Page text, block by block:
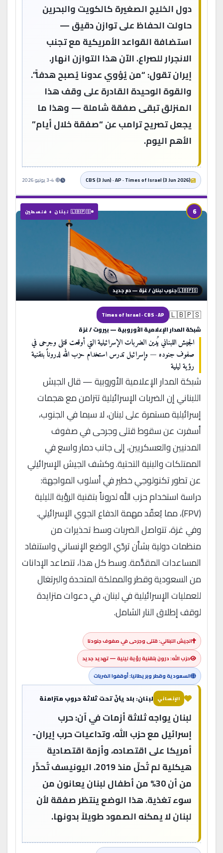
دول الخليج الصغيرة كالكويت والبحرين
حاولت الحفاظ على توازن دقيق —
استضافة القواعد الأمريكية مع تجنب
الانجرار للصراع. الآن هذا التوازن انهار.
إيران تقول: “من يُؤوي عدونا يُصبح هدفاً”.
والقوة الوحيدة القادرة على وقف هذا
المنزلق تبقى صفقة شاملة — وهذا ما
يجعل تصريح ترامب عن “صفقة خلال أيام”
الأهم اليوم.
CBS (3 Jun) · AP · Times of Israel (3 Jun 2026) 🔴 3-4 يونيو 2026
6 🇱🇧🇵🇸 لبنان + فلسطين
🇱🇧🇵🇸 جنوب لبنان / غزة — دم جديد
🇱🇧🇵🇸
Times of Israel · CBS · AP
شبكة المدار الإعلامية الأوروبية — بيروت / غزة
الجيش اللبناني يُدين الضربات الإسرائيلية التي أوقعت قتلى وجرحى في
صفوف جنوده — وإسرائيل تدرس استخدام حزب الله لدروناً بتقنية
رؤية ليلية
شبكة المدار الإعلامية الأوروبية — قال الجيش
اللبناني إن الضربات الإسرائيلية تتزامن مع هجمات
إسرائيلية مستمرة على لبنان، لا سيما في الجنوب،
أسفرت عن سقوط قتلى وجرحى في صفوف
المدنيين والعسكريين، إلى جانب دمار واسع في
الممتلكات والبنية التحتية. وكشف الجيش الإسرائيلي
عن تطور تكنولوجي خطير في أسلوب المواجهة:
دراسة استخدام حزب الله لدروناً بتقنية الرؤية الليلية
(FPV)، مما يُعقّد مهمة الدفاع الجوي الإسرائيلي.
وفي غزة، تتواصل الضربات وسط تحذيرات من
منظمات دولية بشأن تردّي الوضع الإنساني واستنفاد
المساعدات المقدَّمة. وسط كل هذا، تتصاعد الإدانات
من السعودية وقطر والمملكة المتحدة والبرتغال
للعمليات الإسرائيلية في لبنان، في دعوات متزايدة
لوقف إطلاق النار الشامل.
الجيش اللبناني: قتلى وجرحى في صفوف جنودنا
حزب الله: درون بتقنية رؤية ليلية — تهديد جديد
السعودية وقطر وبريطانيا: أوقفوا الضربات
الإنساني لبنان: بلد يئنّ تحت ثلاثة حروب متزامنة
لبنان يواجه ثلاثة أزمات في آن: حرب
إسرائيل مع حزب الله، وتداعيات حرب إيران-
أمريكا على اقتصاده، وأزمة اقتصادية
هيكلية لم تُحلّ منذ 2019. اليونيسف تُحذّر
من أن 30% من أطفال لبنان يعانون من
سوء تغذية. هذا الوضع ينتظر صفقة لأن
لبنان لا يمكنه الصمود طويلاً بدونها.